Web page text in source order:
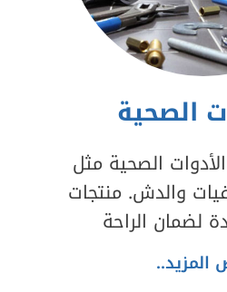
الصحية
الصحية مثل
والدش. منتجات
لضمان الراحة
المزيد..